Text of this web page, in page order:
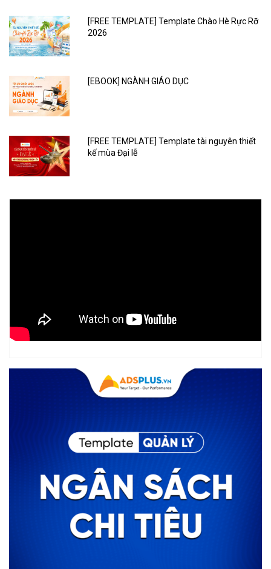
[FREE TEMPLATE] Template Chào Hè Rực Rỡ
2026
[EBOOK] NGÀNH GIÁO DỤC
[FREE TEMPLATE] Template tài nguyên thiết
kế mùa Đại lễ